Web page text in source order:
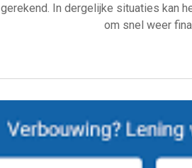
gerekend. In dergelijke situaties kan
om snel weer